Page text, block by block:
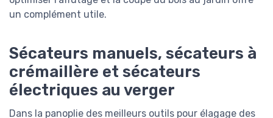
un complément utile.
Sécateurs manuels, sécateurs à
crémaillère et sécateurs
électriques au verger
Dans la panoplie des meilleurs outils pour élagage des